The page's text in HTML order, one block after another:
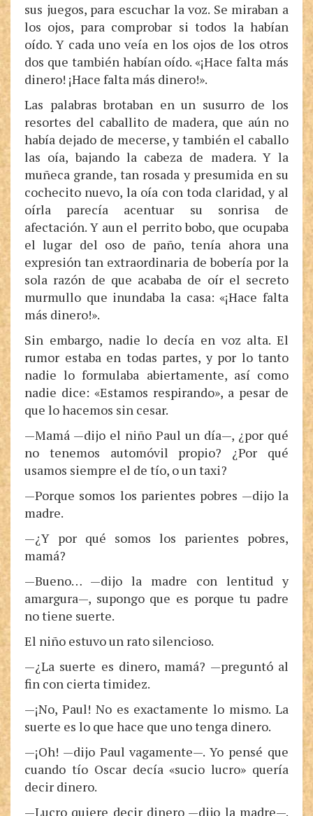
sus juegos, para escuchar la voz. Se miraban a
los ojos, para comprobar si todos la habían
oído. Y cada uno veía en los ojos de los otros
dos que también habían oído. «¡Hace falta más
dinero! ¡Hace falta más dinero!».
Las palabras brotaban en un susurro de los
resortes del caballito de madera, que aún no
había dejado de mecerse, y también el caballo
las oía, bajando la cabeza de madera. Y la
muñeca grande, tan rosada y presumida en su
cochecito nuevo, la oía con toda claridad, y al
oírla parecía acentuar su sonrisa de
afectación. Y aun el perrito bobo, que ocupaba
el lugar del oso de paño, tenía ahora una
expresión tan extraordinaria de bobería por la
sola razón de que acababa de oír el secreto
murmullo que inundaba la casa: «¡Hace falta
más dinero!».
Sin embargo, nadie lo decía en voz alta. El
rumor estaba en todas partes, y por lo tanto
nadie lo formulaba abiertamente, así como
nadie dice: «Estamos respirando», a pesar de
que lo hacemos sin cesar.
—Mamá —dijo el niño Paul un día—, ¿por qué
no tenemos automóvil propio? ¿Por qué
usamos siempre el de tío, o un taxi?
—Porque somos los parientes pobres —dijo la
madre.
—¿Y por qué somos los parientes pobres,
mamá?
—Bueno… —dijo la madre con lentitud y
amargura—, supongo que es porque tu padre
no tiene suerte.
El niño estuvo un rato silencioso.
—¿La suerte es dinero, mamá? —preguntó al
fin con cierta timidez.
—¡No, Paul! No es exactamente lo mismo. La
suerte es lo que hace que uno tenga dinero.
—¡Oh! —dijo Paul vagamente—. Yo pensé que
cuando tío Oscar decía «sucio lucro» quería
decir dinero.
—Lucro quiere decir dinero —dijo la madre—.